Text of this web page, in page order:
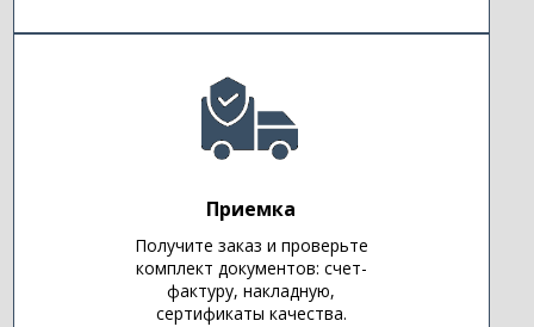
Приемка
Получите заказ и проверьте
комплект документов: счет-
фактуру, накладную,
сертификаты качества.